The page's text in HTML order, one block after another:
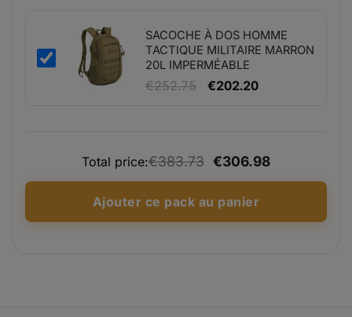
€34.99.€27.99.
SACOCHE À DOS HOMME
TACTIQUE MILITAIRE MARRON
20L IMPERMÉABLE
€252.75
Le
€252.75.
€202.20Le
€202.20.
Total price:€383.73 €306.98
Ajouter ce pack au panier